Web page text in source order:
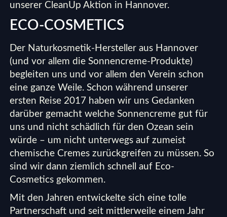
unserer CleanUp Aktion in Hannover.
ECO-COSMETICS
Der Naturkosmetik-Hersteller aus Hannover
(und vor allem die Sonnencreme-Produkte)
begleiten uns und vor allem den Verein schon
eine ganze Weile. Schon während unserer
ersten Reise 2017 haben wir uns Gedanken
darüber gemacht welche Sonnencreme gut für
uns und nicht schädlich für den Ozean sein
würde – um nicht unterwegs auf zumeist
chemische Cremes zurückgreifen zu müssen. So
sind wir dann ziemlich schnell auf Eco-
Cosmetics gekommen.
Mit den Jahren entwickelte sich eine tolle
Partnerschaft und seit mittlerweile einem Jahr